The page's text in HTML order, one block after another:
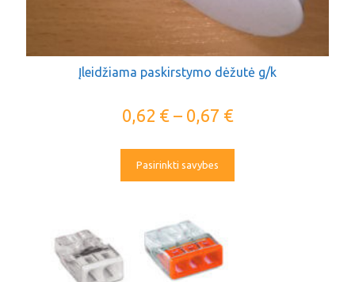
Įleidžiama paskirstymo dėžutė g/k
0,62 €– 0,67 €
Pasirinkti savybes